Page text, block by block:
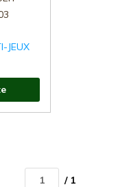
JEUX
/ 1